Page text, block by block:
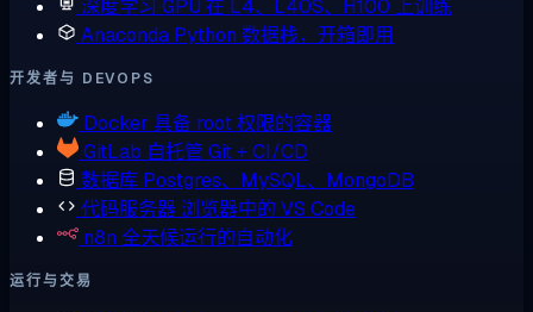
深度学习 GPU 在 L4、L40S、H100 上训练
Anaconda Python 数据栈，开箱即用
开发者与 DEVOPS
Docker 具备 root 权限的容器
GitLab 自托管 Git + CI/CD
数据库 Postgres、MySQL、MongoDB
代码服务器 浏览器中的 VS Code
n8n 全天候运行的自动化
运行与交易